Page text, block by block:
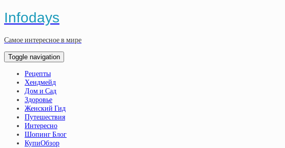
Infodays
Самое интересное в мире
Toggle navigation
Рецепты
Хендмейд
Дом и Сад
Здоровье
Женский Гид
Путешествия
Интересно
Шопинг Блог
КупиОбзор